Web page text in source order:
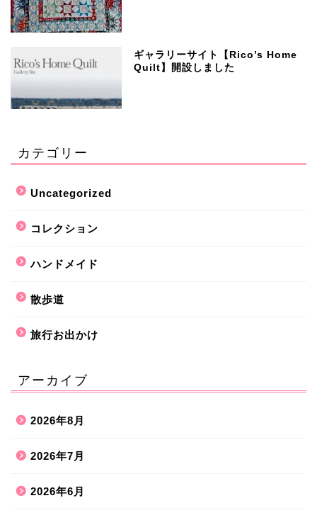
ギャラリーサイト【Rico’s Home
Quilt】開設しました
カテゴリー
Uncategorized
コレクション
ハンドメイド
散歩道
旅行お出かけ
アーカイブ
2026年8月
2026年7月
2026年6月